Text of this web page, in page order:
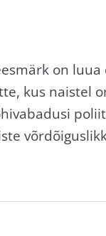
on
kus naistel